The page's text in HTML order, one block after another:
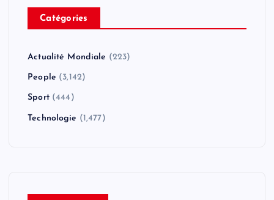
Catégories
Actualité Mondiale (223)
People (3,142)
Sport(444)
Technologie (1,477)